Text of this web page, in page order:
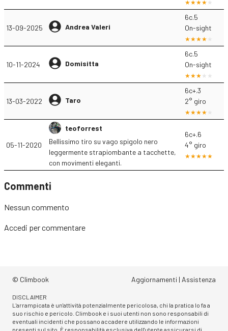
13-09-2025 Andrea Valeri
6c.5
On-sight
10-11-2024 Domisitta
6c.5
On-sight
13-03-2022 Taro
6c+.3
2° giro
05-11-2020
teoforrest
Bellissimo tiro su vago spigolo nero
leggermente strapiombante a tacchette,
con movimenti eleganti.
6c+.6
4° giro
Commenti
Nessun commento
Accedi per commentare
© Climbook Aggiornamenti | Assistenza
DISCLAIMER
L'arrampicata è un'attività potenzialmente pericolosa, chi la pratica lo fa a
suo rischio e pericolo. Climbook e i suoi utenti non sono responsabili di
eventuali incidenti che possano accadere utilizzando le informazioni
presenti sul sito. È responsabilità esclusiva dell'utente assicurarsi di